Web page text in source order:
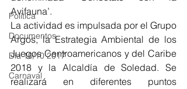
Política
Documentos
Día 10/10 2017
Carnaval
Avifauna’.
La actividad es impulsada por el Grupo
Argos, la Estrategia Ambiental de los
Juegos Centroamericanos y del Caribe
2018 y la Alcaldía de Soledad. Se
realizará en diferentes puntos